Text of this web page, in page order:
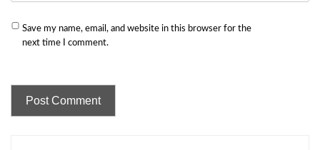
Save my name, email, and website in this browser for the
next time I comment.